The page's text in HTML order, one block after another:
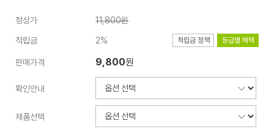
정상가 11,800원
적립금 2% 적립금 정책 등급별 혜택
판매가격 9,800원
확인안내
제품선택